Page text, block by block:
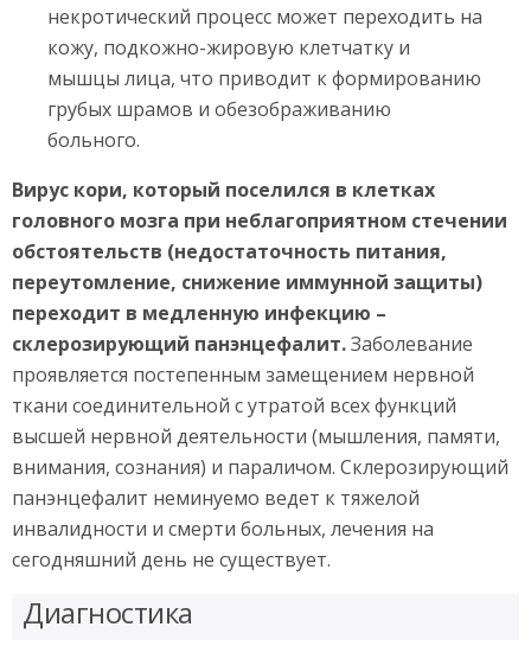
некротический процесс может переходить на
кожу, подкожно-жировую клетчатку и
мышцы лица, что приводит к формированию
грубых шрамов и обезображиванию
больного.
Вирус кори, который поселился в клетках
головного мозга при неблагоприятном стечении
обстоятельств (недостаточность питания,
переутомление, снижение иммунной защиты)
переходит в медленную инфекцию –
склерозирующий панэнцефалит.Заболевание
проявляется постепенным замещением нервной
ткани соединительной с утратой всех функций
высшей нервной деятельности (мышления, памяти,
внимания, сознания) и параличом. Склерозирующий
панэнцефалит неминуемо ведет к тяжелой
инвалидности и смерти больных, лечения на
сегодняшний день не существует.
Диагностика